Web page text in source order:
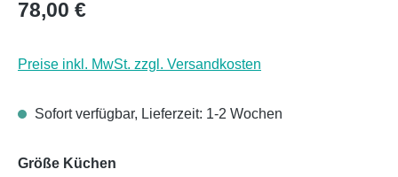
Regulärer Preis:
78,00 €
Preise inkl. MwSt. zzgl. Versandkosten
Sofort verfügbar, Lieferzeit: 1-2 Wochen
Größe Küchen